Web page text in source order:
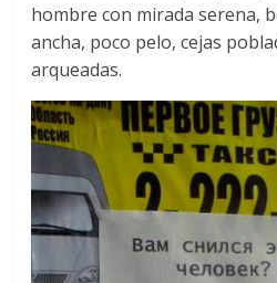
hombre con mirada serena,
ancha, poco pelo, cejas
arqueadas.